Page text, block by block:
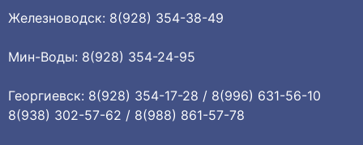
Железноводск: 8(928) 354-38-49
Мин-Воды: 8(928) 354-24-95
Георгиевск: 8(928) 354-17-28 / 8(996) 631-56-10
8(938) 302-57-62 / 8(988) 861-57-78